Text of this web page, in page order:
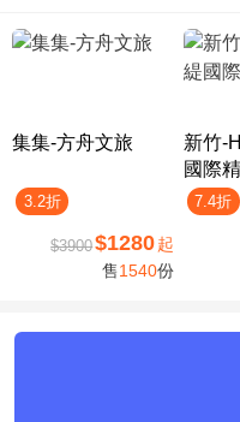
集集-方舟文旅
3.2折
$3900$1280 起
售1540份
新竹-
國際
7.4折